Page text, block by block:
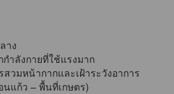
าง
ำลังกายที่ใช้แรงมาก
วมหน้ากากและเฝ้าระวังอาการ
นแก้ว – พื้นที่เกษตร)